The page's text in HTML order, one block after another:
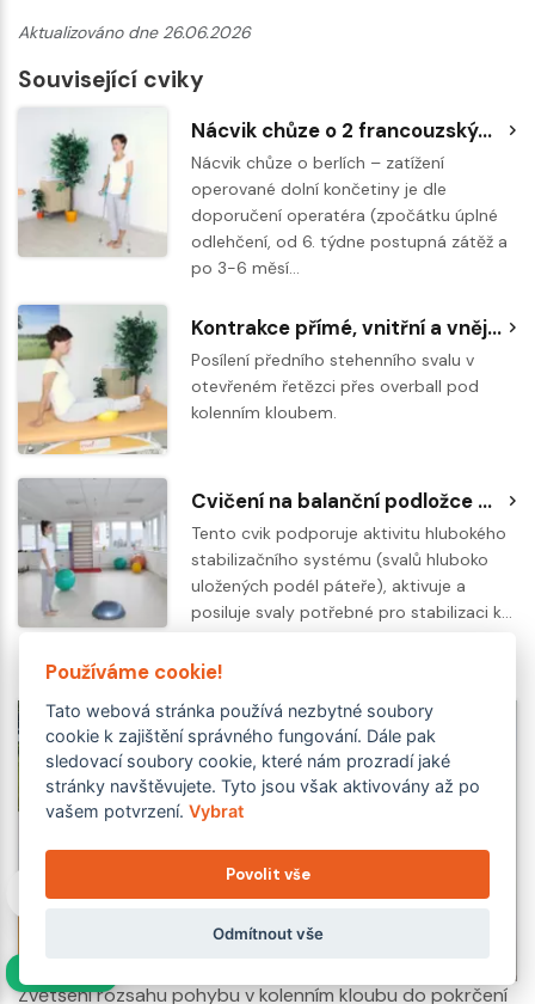
Aktualizováno dne 26.06.2026
Související cviky
Nácvik chůze o 2 francouzských nebo podpažních berlích
Nácvik chůze o berlích – zatížení
operované dolní končetiny je dle
doporučení operatéra (zpočátku úplné
odlehčení, od 6. týdne postupná zátěž a
po 3-6 měsí…
Kontrakce přímé, vnitřní a vnější hlavy předního stehenního svalu s overballem
Posílení předního stehenního svalu v
otevřeném řetězci přes overball pod
kolenním kloubem.
Cvičení na balanční podložce BOSU - výpad
Tento cvik podporuje aktivitu hlubokého
stabilizačního systému (svalů hluboko
uložených podél páteře), aktivuje a
posiluje svaly potřebné pro stabilizaci k…
Související videa
Zvětšení rozsahu pohybu v kolenním kloubu do pokrčení
Používáme cookie!
Tato webová stránka používá nezbytné soubory
cookie k zajištění správného fungování. Dále pak
sledovací soubory cookie, které nám prozradí jaké
stránky navštěvujete. Tyto jsou však aktivovány až po
vašem potvrzení.Vybrat
Povolit vše
Odmítnout vše